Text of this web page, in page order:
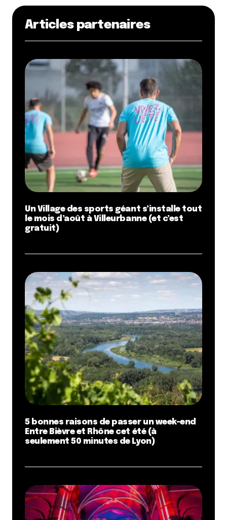
Articles partenaires
Un Village des sports géant s’installe tout
le mois d’août à Villeurbanne (et c’est
gratuit)
5 bonnes raisons de passer un week-end
Entre Bièvre et Rhône cet été (à
seulement 50 minutes de Lyon)